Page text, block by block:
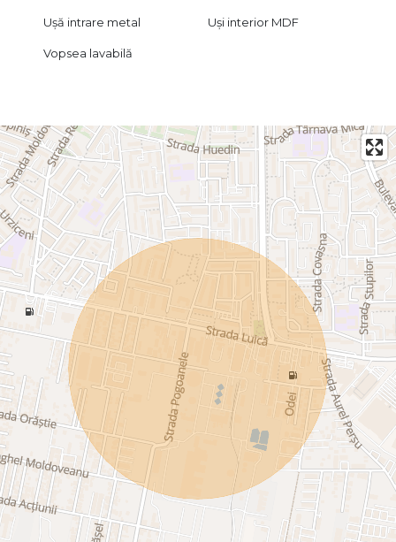
Ușă intrare metal Uși interior MDF
Vopsea lavabilă